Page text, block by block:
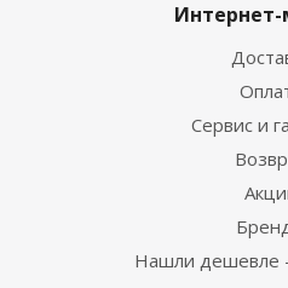
Интернет-
Сервис и
Нашли дешевле